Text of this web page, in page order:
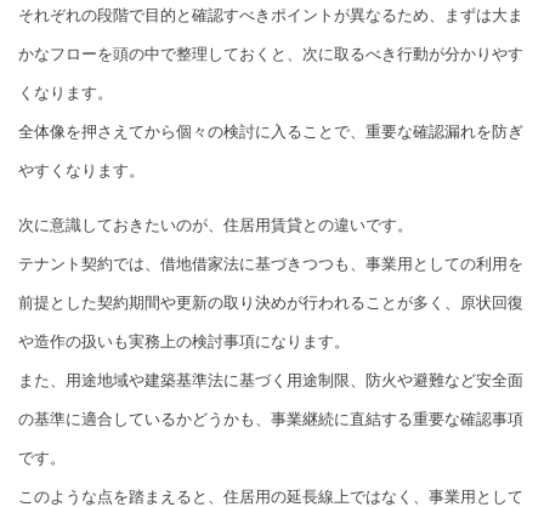
それぞれの段階で目的と確認すべきポイントが異なるため、まずは大ま
かなフローを頭の中で整理しておくと、次に取るべき行動が分かりやす
くなります。
全体像を押さえてから個々の検討に入ることで、重要な確認漏れを防ぎ
やすくなります。
次に意識しておきたいのが、住居用賃貸との違いです。
テナント契約では、借地借家法に基づきつつも、事業用としての利用を
前提とした契約期間や更新の取り決めが行われることが多く、原状回復
や造作の扱いも実務上の検討事項になります。
また、用途地域や建築基準法に基づく用途制限、防火や避難など安全面
の基準に適合しているかどうかも、事業継続に直結する重要な確認事項
です。
このような点を踏まえると、住居用の延長線上ではなく、事業用として